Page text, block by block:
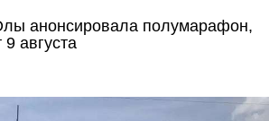
анонсировала полумарафон,
августа